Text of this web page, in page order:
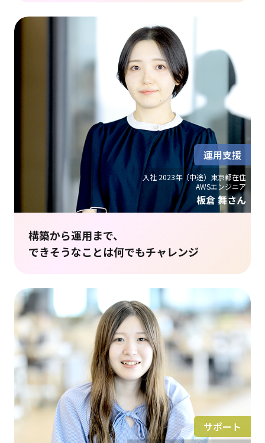
入社 2023年（中途）東京都在住
AWSエンジニア
板倉 舞さん
運用支援
構築から運用まで、
できそうなことは何でもチャレンジ
サポート